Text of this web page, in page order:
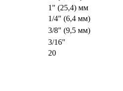
1" (25,4) мм
1/4" (6,4 мм)
3/8" (9,5 мм)
3/16"
20